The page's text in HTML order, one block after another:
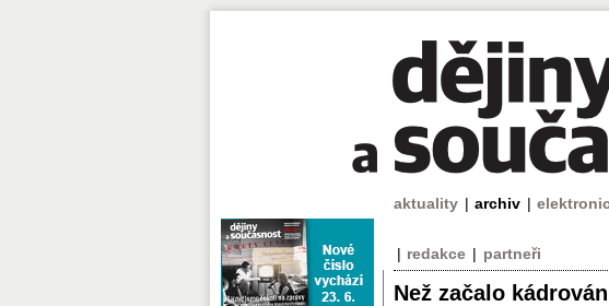
aktuality | archiv |
| redakce | partneři
Než začalo